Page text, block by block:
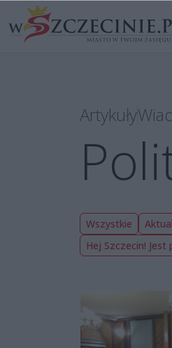
Artykuły
Wszystkie
Hej Szczecin! Jest